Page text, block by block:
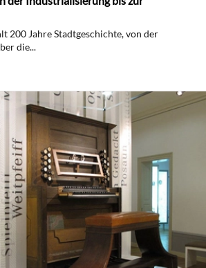
200 Jahre Stadtgeschichte, von der
die...